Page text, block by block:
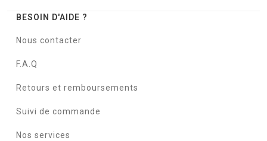
BESOIN D'AIDE ?
Nous contacter
F.A.Q
Retours et remboursements
Suivi de commande
Nos services